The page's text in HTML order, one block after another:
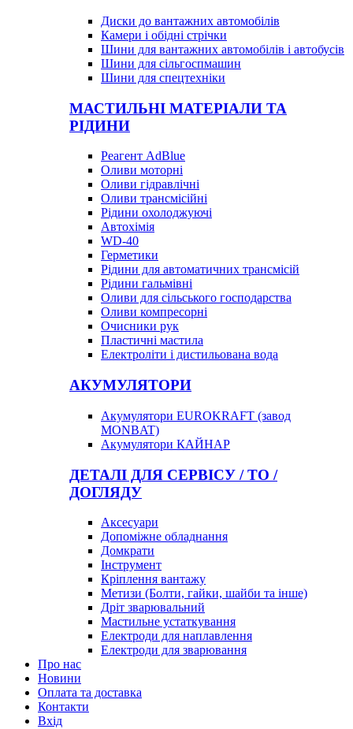
Диски до вантажних автомобілів
Камери і обідні стрічки
Шини для вантажних автомобілів і автобусів
Шини для сільгоспмашин
Шини для спецтехніки
МАСТИЛЬНІ МАТЕРІАЛИ ТА
РІДИНИ
Реагент AdBlue
Оливи моторні
Оливи гідравлічні
Оливи трансмісійні
Рідини охолоджуючі
Автохімія
WD-40
Герметики
Рідини для автоматичних трансмісій
Рідини гальмівні
Оливи для сільського господарства
Оливи компресорні
Очисники рук
Пластичні мастила
Електроліти і дистильована вода
АКУМУЛЯТОРИ
Акумулятори EUROKRAFT (завод
MONBAT)
Акумулятори КАЙНАР
ДЕТАЛІ ДЛЯ СЕРВІСУ / ТО /
ДОГЛЯДУ
Аксесуари
Допоміжне обладнання
Домкрати
Інструмент
Кріплення вантажу
Метизи (Болти, гайки, шайби та інше)
Дріт зварювальний
Мастильне устаткування
Електроди для наплавлення
Електроди для зварювання
Про нас
Новини
Оплата та доставка
Контакти
Вхiд